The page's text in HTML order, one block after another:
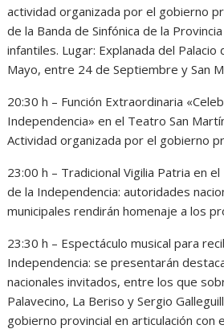
actividad organizada por el gobierno
de la Banda de Sinfónica de la
infantiles. Lugar: Explanada del
Mayo, entre 24 de Septiembre y San
20:30 h – Función Extraordinaria
Independencia» en el Teatro San
Actividad organizada por el gobierno
23:00 h – Tradicional Vigilia Patria en
de la Independencia: autoridades
municipales rendirán homenaje a los
23:30 h – Espectáculo musical para
Independencia: se presentarán
nacionales invitados, entre los que
Palavecino, La Beriso y Sergio
gobierno provincial en articulación con